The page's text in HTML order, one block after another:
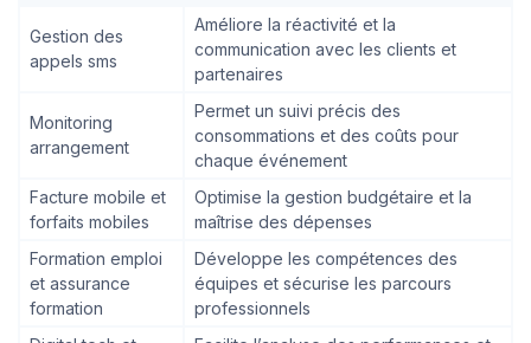
Gestion des
appels sms
Améliore la réactivité et la
communication avec les clients et
partenaires
Monitoring
arrangement
Permet un suivi précis des
consommations et des coûts pour
chaque événement
Facture mobile et
forfaits mobiles
Optimise la gestion budgétaire et la
maîtrise des dépenses
Formation emploi
et assurance
formation
Développe les compétences des
équipes et sécurise les parcours
professionnels